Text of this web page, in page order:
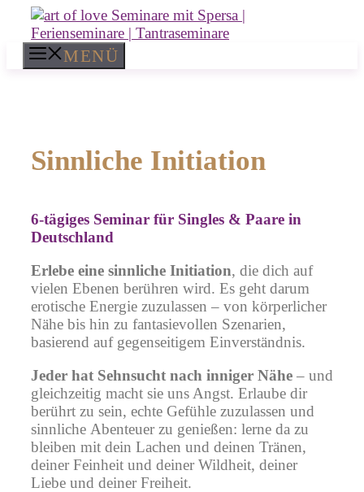
Zum
Inhalt
springen MENÜ
Sinnliche Initiation
6-tägiges Seminar für Singles & Paare in
Deutschland
Erlebe eine sinnliche Initiation, die dich auf
vielen Ebenen berühren wird. Es geht darum
erotische Energie zuzulassen – von körperlicher
Nähe bis hin zu fantasievollen Szenarien,
basierend auf gegenseitigem Einverständnis.
Jeder hat Sehnsucht nach inniger Nähe – und
gleichzeitig macht sie uns Angst. Erlaube dir
berührt zu sein, echte Gefühle zuzulassen und
sinnliche Abenteuer zu genießen: lerne da zu
bleiben mit dein Lachen und deinen Tränen,
deiner Feinheit und deiner Wildheit, deiner
Liebe und deiner Freiheit.